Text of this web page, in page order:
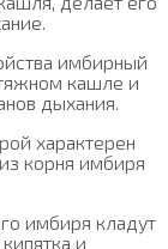
имбирный
кашле и
дыхания.
характерен
корня имбиря
имбиря кладут
и